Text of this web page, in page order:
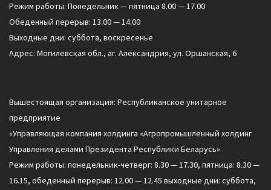
Режим работы: Понедельник — пятница 8.00 — 17.00
Обеденный перерыв: 13.00 — 14.00
Выходные дни: суббота, воскресенье
Адрес: Могилевская обл., аг. Александрия, ул. Оршанская, 6
Вышестоящая организация: Республиканское унитарное
предприятие
«Управляющая компания холдинга «Агропромышленный холдинг
Управления делами Президента Республики Беларусь»
Режим работы: понедельник-четверг: 8.30 — 17.30, пятница: 8.30 —
16.15, обеденный перерыв: 12.00 — 12.45 выходные дни: суббота,